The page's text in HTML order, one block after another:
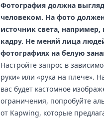
Фотография должна
человеком. На фото
источник света,
кадру. Не меняй лица
фотографиях на белую
Настройте запрос в
руки» или «рука на плече».
вас будет кастомное
ограничения, попробуйте
от Kapwing, которые